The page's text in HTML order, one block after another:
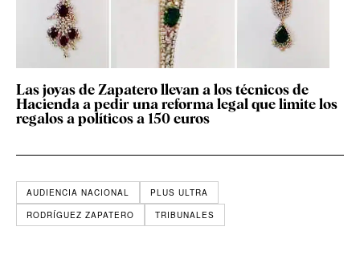
Las joyas de Zapatero llevan a los técnicos de
Hacienda a pedir una reforma legal que limite los
regalos a políticos a 150 euros
AUDIENCIA NACIONAL
PLUS ULTRA
RODRÍGUEZ ZAPATERO
TRIBUNALES